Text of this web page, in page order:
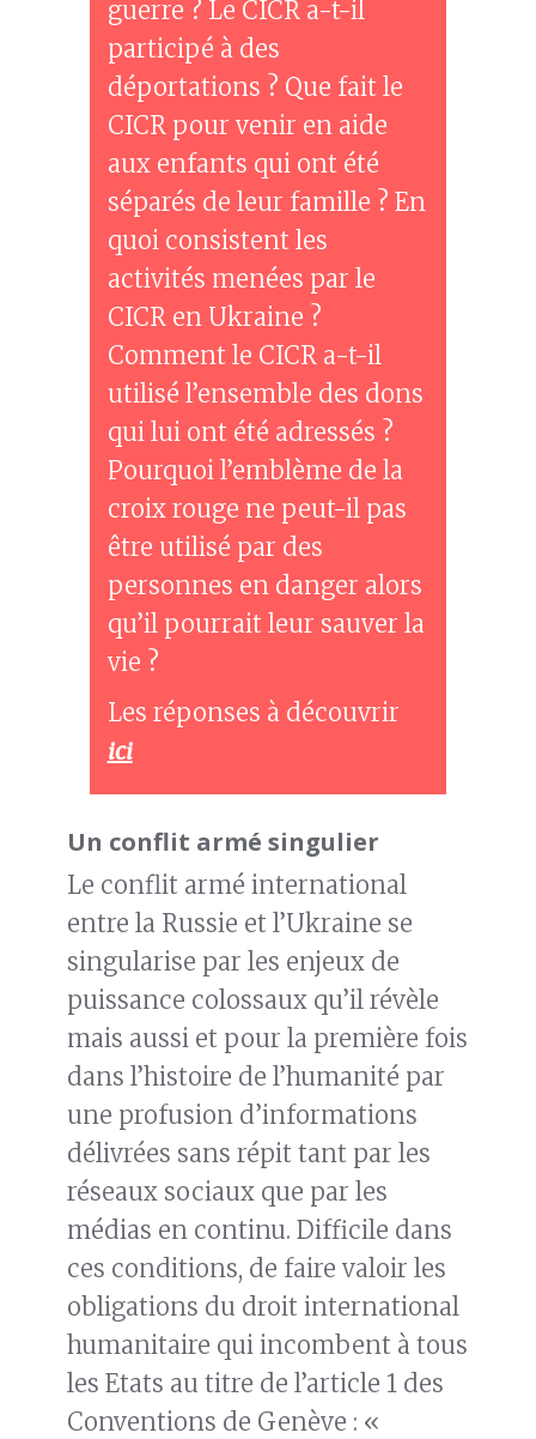
guerre ? Le CICR a-t-il
participé à des
déportations ? Que fait le
CICR pour venir en aide
aux enfants qui ont été
séparés de leur famille ? En
quoi consistent les
activités menées par le
CICR en Ukraine ?
Comment le CICR a-t-il
utilisé l’ensemble des dons
qui lui ont été adressés ?
Pourquoi l’emblème de la
croix rouge ne peut-il pas
être utilisé par des
personnes en danger alors
qu’il pourrait leur sauver la
vie ?
Les réponses à découvrir
ici
Un conflit armé singulier
Le conflit armé international
entre la Russie et l’Ukraine se
singularise par les enjeux de
puissance colossaux qu’il révèle
mais aussi et pour la première fois
dans l’histoire de l’humanité par
une profusion d’informations
délivrées sans répit tant par les
réseaux sociaux que par les
médias en continu. Difficile dans
ces conditions, de faire valoir les
obligations du droit international
humanitaire qui incombent à tous
les Etats au titre de l’article 1 des
Conventions de Genève : «